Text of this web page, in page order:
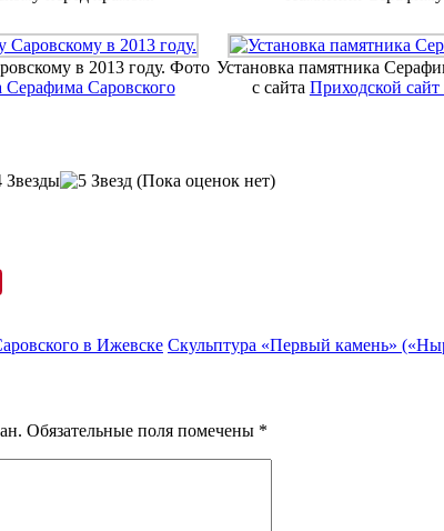
в 2013 году. Фото
Серафима Саровского
Установка памятника
с сайта Приходской
(Пока оценок нет)
в Ижевске Скульптура «Первый камень»
Обязательные поля помечены *